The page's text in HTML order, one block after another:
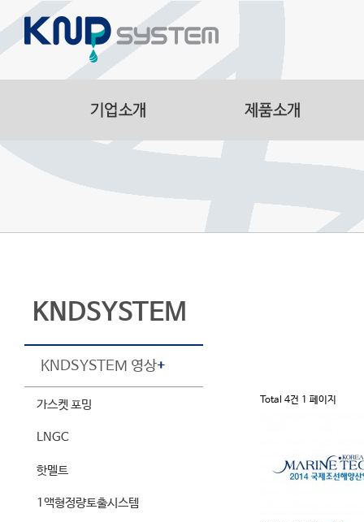
Manufacturing
Smart Logistics
KNDSYSTEM
KNDSYSTEM 영상+
가스켓 포밍
LNGC
핫멜트
1액형정량토출시스템
Total 4건 1 페이지